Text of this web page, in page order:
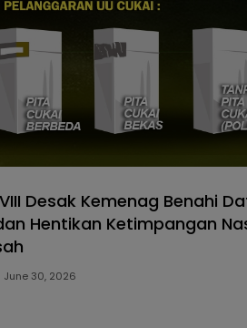
Desak Kemenag Benahi
Hentikan Ketimpangan
June 30, 2026